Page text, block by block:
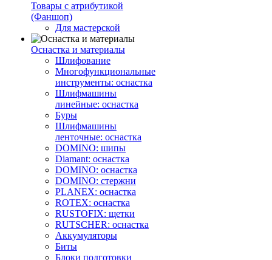
Товары с атрибутикой
(Фаншоп)
Для мастерской
Оснастка и материалы
Шлифование
Многофункциональные
инструменты: оснастка
Шлифмашины
линейные: оснастка
Буры
Шлифмашины
ленточные: оснастка
DOMINO: шипы
Diamant: оснастка
DOMINO: оснастка
DOMINO: стержни
PLANEX: оснастка
ROTEX: оснастка
RUSTOFIX: щетки
RUTSCHER: оснастка
Аккумуляторы
Биты
Блоки подготовки